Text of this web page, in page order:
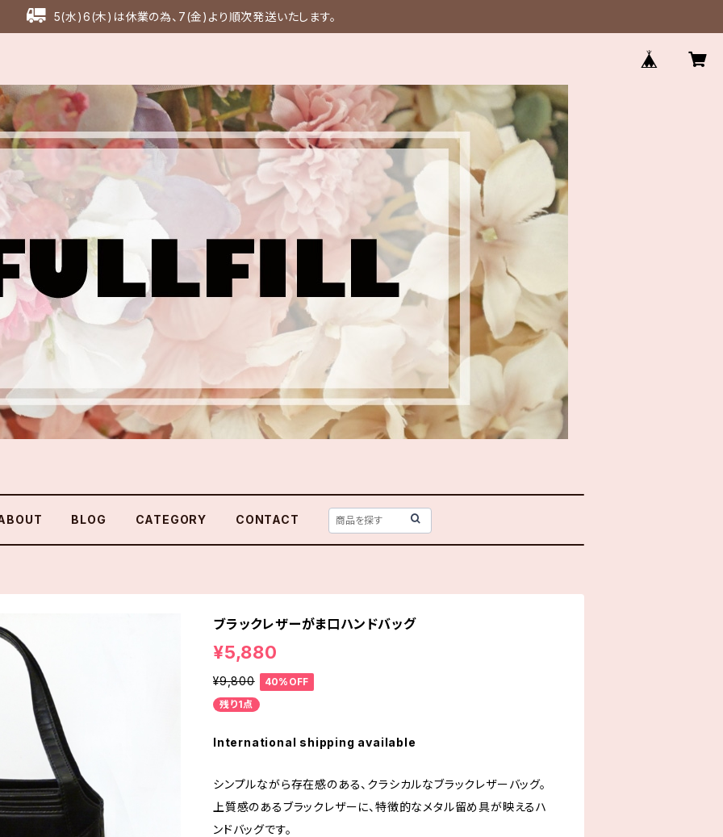
5(水)6(木)は休業の為、7(金)より順次発送いたします。
BLOG CATEGORY CONTACT
ブラックレザーがま口ハンドバッグ
¥5,880
¥9,800
40%OFF
残り1点
International shipping available
シンプルながら存在感のある、クラシカルなブラックレザーバッグ。
上質感のあるブラックレザーに、特徴的なメタル留め具が映えるハ
ンドバッグです。